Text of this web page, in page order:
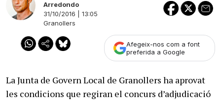
Arredondo
31/10/2016 | 13:05
Granollers
Afegeix-nos com a font
preferida a Google
La Junta de Govern Local de Granollers ha aprovat
les condicions que regiran el concurs d’adjudicació